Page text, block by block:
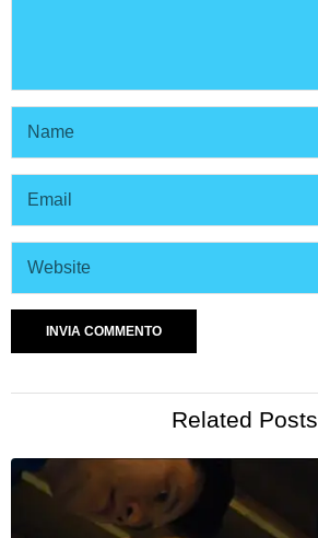
Related Posts